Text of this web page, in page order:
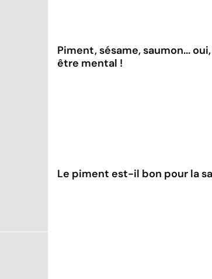
Piment, sésame, saumon...
être mental !
Le piment est-il bon pour la